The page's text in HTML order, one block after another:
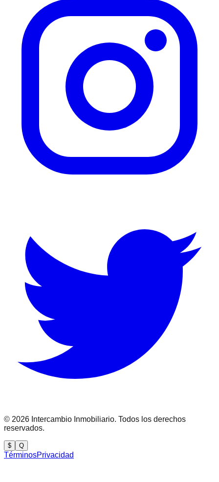
© 2026 Intercambio Inmobiliario. Todos los derechos
reservados.
$ Q
TérminosPrivacidad